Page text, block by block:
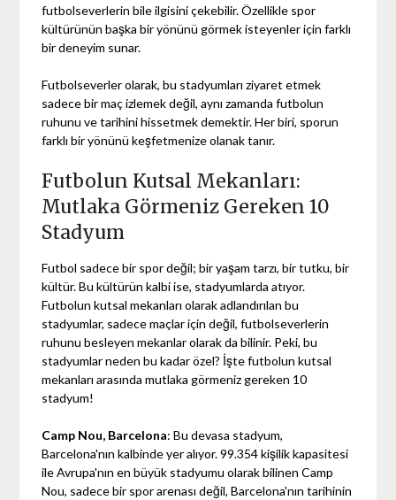
futbolseverlerin bile ilgisini çekebilir. Özellikle spor
kültürünün başka bir yönünü görmek isteyenler için farklı
bir deneyim sunar.
Futbolseverler olarak, bu stadyumları ziyaret etmek
sadece bir maç izlemek değil, aynı zamanda futbolun
ruhunu ve tarihini hissetmek demektir. Her biri, sporun
farklı bir yönünü keşfetmenize olanak tanır.
Futbolun Kutsal Mekanları:
Mutlaka Görmeniz Gereken 10
Stadyum
Futbol sadece bir spor değil; bir yaşam tarzı, bir tutku, bir
kültür. Bu kültürün kalbi ise, stadyumlarda atıyor.
Futbolun kutsal mekanları olarak adlandırılan bu
stadyumlar, sadece maçlar için değil, futbolseverlerin
ruhunu besleyen mekanlar olarak da bilinir. Peki, bu
stadyumlar neden bu kadar özel? İşte futbolun kutsal
mekanları arasında mutlaka görmeniz gereken 10
stadyum!
Camp Nou, Barcelona: Bu devasa stadyum,
Barcelona'nın kalbinde yer alıyor. 99.354 kişilik kapasitesi
ile Avrupa'nın en büyük stadyumu olarak bilinen Camp
Nou, sadece bir spor arenası değil, Barcelona'nın tarihinin